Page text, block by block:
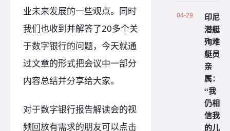
业未来发展的一些观点。同时
我们也收到并解答了20多个关
于数字银行的问题，今天就通
过文章的形式把会议中一部分
内容总结并分享给大家。
对于数字银行报告解读会的视
频回放有需求的朋友可以点击
04-29
印尼
潜艇
殉难
艇员
亲
属：
“我
仍相
信我
的儿